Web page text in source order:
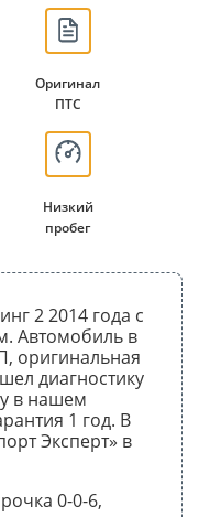
Оригинал
ПТС
Низкий
пробег
2 2014 года с
Автомобиль в
оригинальная
диагностику
в нашем
1 год. В
Эксперт» в
0-0-6,